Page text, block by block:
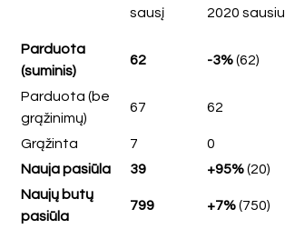
sausį
2020 sausiu
Parduota
(suminis)
62 -3%(62)
Parduota (be
grąžinimų)
67 62
Grąžinta 7 0
Nauja pasiūla
39 +95%(20)
Naujų butų
pasiūla
799 +7%(750)